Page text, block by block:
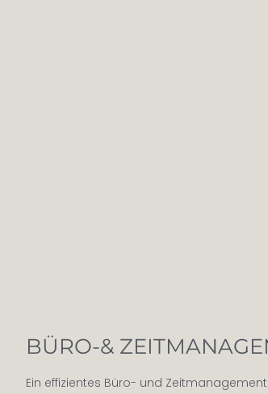
BÜRO-&
Ein effizientes Büro- und